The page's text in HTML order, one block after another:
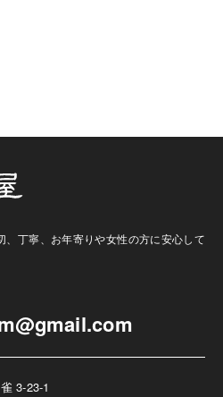
丁寧、お年寄りや女性の方に安心して
3-23-1